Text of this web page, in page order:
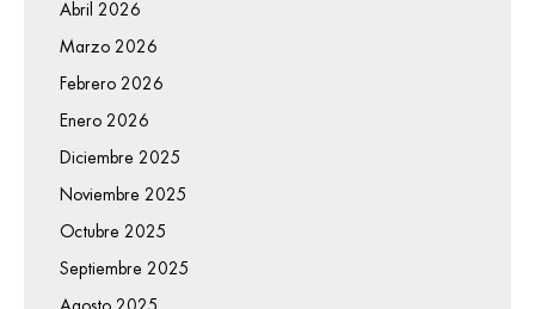
Abril 2026
Marzo 2026
Febrero 2026
Enero 2026
Diciembre 2025
Noviembre 2025
Octubre 2025
Septiembre 2025
Agosto 2025